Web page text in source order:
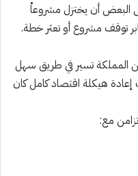
أن يختزل مشروعاْ
توقف مشروع أو تعثر خطة.
السعودية 2030 لم تكن المملكة تسير في طريق سهل
هيكلة اقتصاد كامل كان
مع: